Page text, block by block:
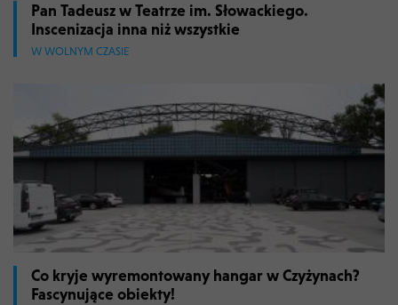
Pan Tadeusz w Teatrze im. Słowackiego.
Inscenizacja inna niż wszystkie
W WOLNYM CZASIE
Co kryje wyremontowany hangar w Czyżynach?
Fascynujące obiekty!